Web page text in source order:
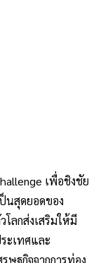
เพื่อชิงชัย
นสุดยอดของ
ลกส่งเสริมให้มี
ะเทศและ
ษฐกิจจากการท่อง